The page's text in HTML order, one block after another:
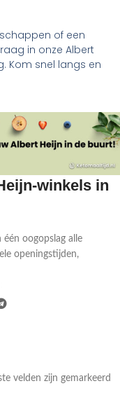
of een
in onze Albert
Kom snel langs en
winkels in
oogopslag alle
openingstijden,
velden zijn gemarkeerd